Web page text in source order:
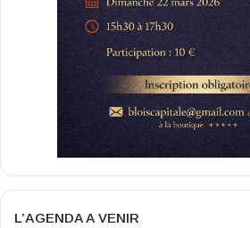
L’AGENDA A VENIR